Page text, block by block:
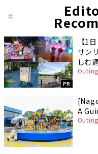
PR
【1
サン
しむ
A